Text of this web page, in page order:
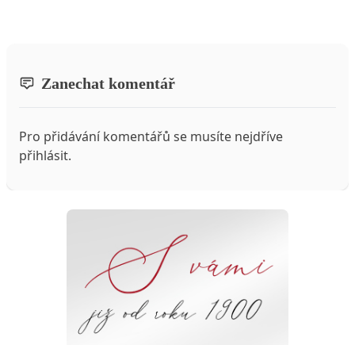
Zanechat komentář
Pro přidávání komentářů se musíte nejdříve
přihlásit.